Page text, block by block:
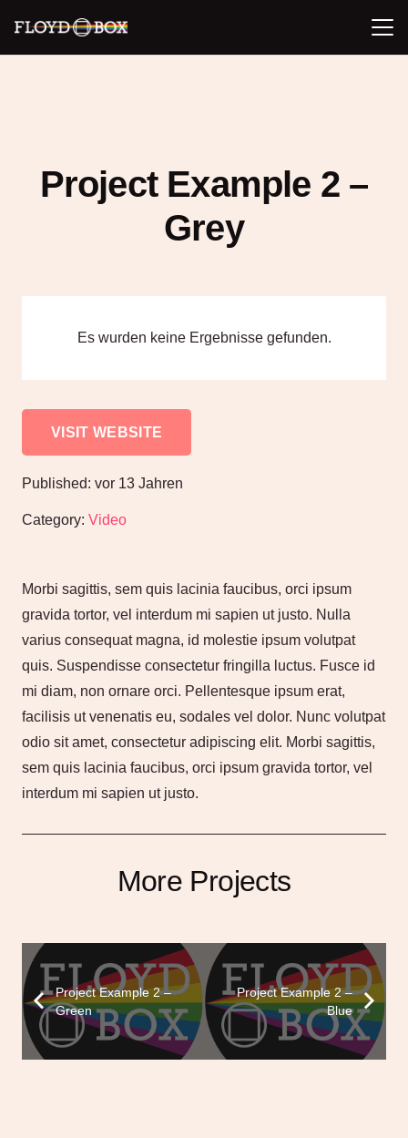
Project Example 2 –
Grey
Es wurden keine Ergebnisse gefunden.
VISIT WEBSITE
Published: vor 13 Jahren
Category: Video
Morbi sagittis, sem quis lacinia faucibus, orci ipsum
gravida tortor, vel interdum mi sapien ut justo. Nulla
varius consequat magna, id molestie ipsum volutpat
quis. Suspendisse consectetur fringilla luctus. Fusce id
mi diam, non ornare orci. Pellentesque ipsum erat,
facilisis ut venenatis eu, sodales vel dolor. Nunc volutpat
odio sit amet, consectetur adipiscing elit. Morbi sagittis,
sem quis lacinia faucibus, orci ipsum gravida tortor, vel
interdum mi sapien ut justo.
More Projects
Project Example 2 –
Green
Project Example 2 –
Blue